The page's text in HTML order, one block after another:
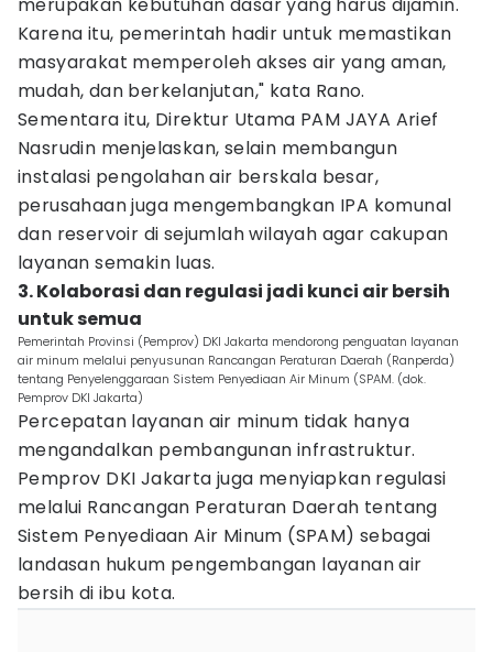
Karena itu, pemerintah hadir untuk memastikan
masyarakat memperoleh akses air yang aman,
mudah, dan berkelanjutan," kata Rano.
Sementara itu, Direktur Utama PAM JAYA Arief
Nasrudin menjelaskan, selain membangun
instalasi pengolahan air berskala besar,
perusahaan juga mengembangkan IPA komunal
dan reservoir di sejumlah wilayah agar cakupan
layanan semakin luas.
3. Kolaborasi dan regulasi jadi kunci air bersih
untuk semua
Pemerintah Provinsi (Pemprov) DKI Jakarta mendorong penguatan layanan
air minum melalui penyusunan Rancangan Peraturan Daerah (Ranperda)
tentang Penyelenggaraan Sistem Penyediaan Air Minum (SPAM. (dok.
Pemprov DKI Jakarta)
Percepatan layanan air minum tidak hanya
mengandalkan pembangunan infrastruktur.
Pemprov DKI Jakarta juga menyiapkan regulasi
melalui Rancangan Peraturan Daerah tentang
Sistem Penyediaan Air Minum (SPAM) sebagai
landasan hukum pengembangan layanan air
bersih di ibu kota.